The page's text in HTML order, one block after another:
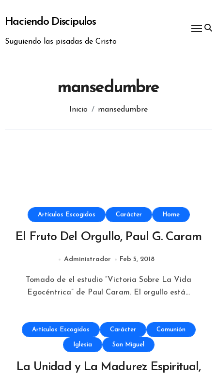
contenido
Haciendo Discipulos
Suguiendo las pisadas de Cristo
mansedumbre
Inicio mansedumbre
Artículos Escogidos Carácter Home
El Fruto Del Orgullo, Paul G. Caram
Administrador Feb 5, 2018
Tomado de el estudio “Victoria Sobre La Vida
Egocéntrica” de Paul Caram. El orgullo está...
Artículos Escogidos Carácter Comunión
Iglesia San Miguel
La Unidad y La Madurez Espiritual,